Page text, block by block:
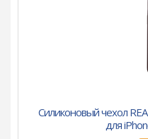
Силиконовый чехол
для